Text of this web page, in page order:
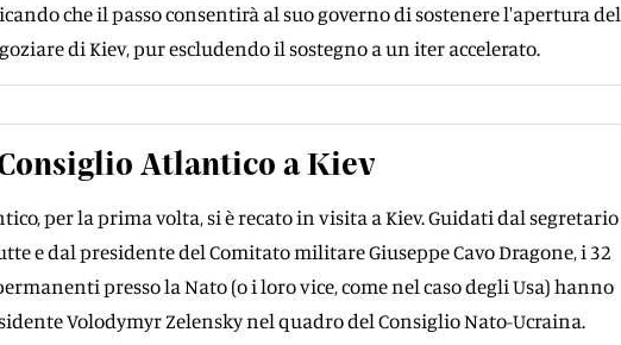
che il passo consentirà al suo governo di sostenere l'apertura del
di Kiev, pur escludendo il sostegno a un iter accelerato.
Atlantico a Kiev
per la prima volta, si è recato in visita a Kiev. Guidati dal segretario
e dal presidente del Comitato militare Giuseppe Cavo Dragone, i 32
presso la Nato (o i loro vice, come nel caso degli Usa) hanno
Volodymyr Zelensky nel quadro del Consiglio Nato-Ucraina.